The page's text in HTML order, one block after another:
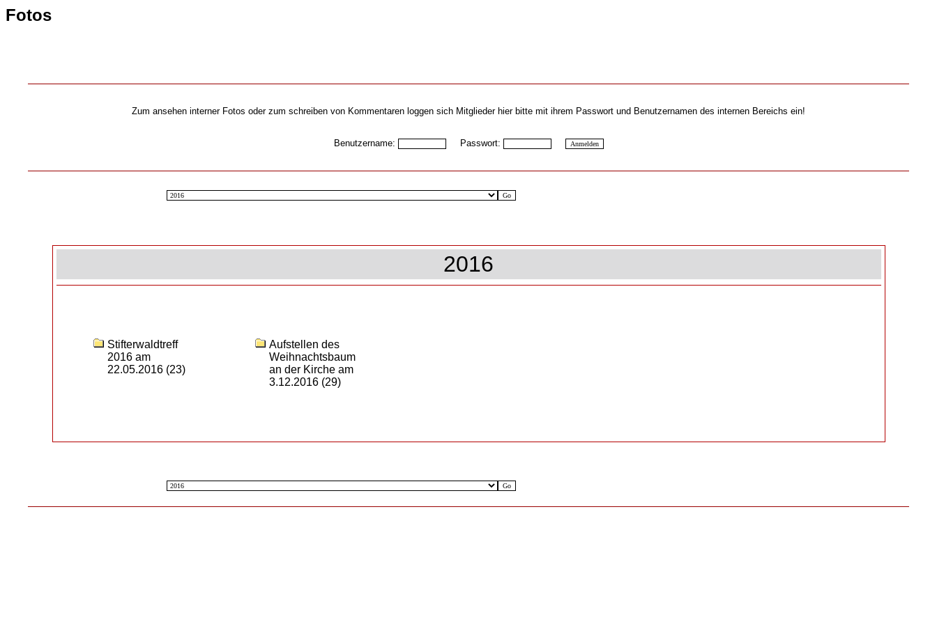
Fotos
Zum ansehen interner Fotos oder zum schreiben von Kommentaren loggen sich Mitglieder hier bitte mit ihrem Passwort und Benutzernamen des internen Bereichs ein!
Benutzername: Passwort:
2016
Stifterwaldtreff
2016 am
22.05.2016(23)
Aufstellen des
Weihnachtsbaum
an der Kirche am
3.12.2016(29)